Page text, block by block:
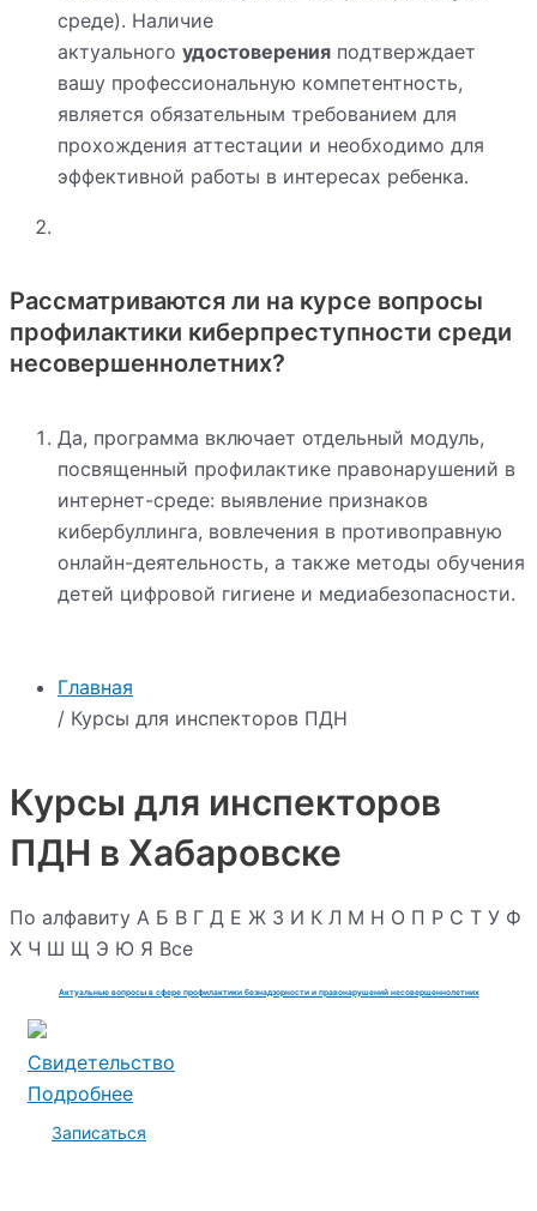
Главная
/ Курсы для инспекторов ПДН
Курсы для инспекторов
ПДН в Хабаровске
По алфавиту А Б В Г Д Е Ж З И К Л М Н О П Р С Т У Ф
Х Ч Ш Щ Э Ю Я Все
Актуальные вопросы в сфере профилактики безнадзорности и правонарушений несовершеннолетних
Свидетельство
Подробнее
Записаться
среде). Наличие
актуального удостоверения подтверждает
вашу профессиональную компетентность,
является обязательным требованием для
прохождения аттестации и необходимо для
эффективной работы в интересах ребенка.
Рассматриваются ли на курсе вопросы
профилактики киберпреступности среди
несовершеннолетних?
Да, программа включает отдельный модуль,
посвященный профилактике правонарушений в
интернет-среде: выявление признаков
кибербуллинга, вовлечения в противоправную
онлайн-деятельность, а также методы обучения
детей цифровой гигиене и медиабезопасности.